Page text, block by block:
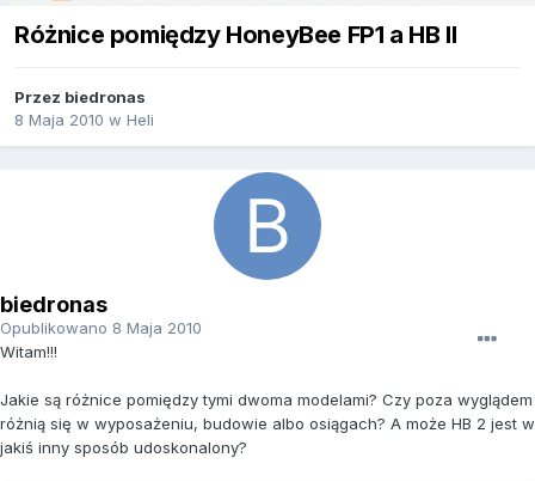
Różnice pomiędzy HoneyBee FP1 a HB II
Przez biedronas
8 Maja 2010 w Heli
biedronas
Opublikowano 8 Maja 2010
Witam!!!
Jakie są różnice pomiędzy tymi dwoma modelami? Czy poza wyglądem
różnią się w wyposażeniu, budowie albo osiągach? A może HB 2 jest w
jakiś inny sposób udoskonalony?